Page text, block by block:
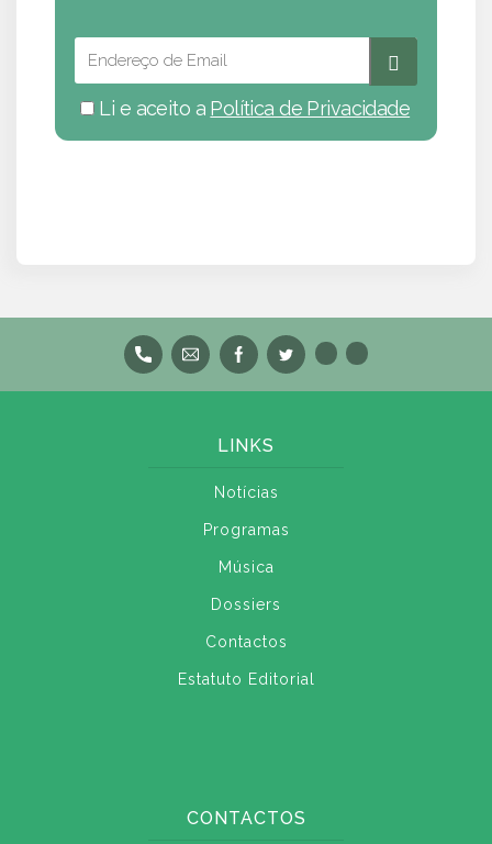
Li e aceito a Política de Privacidade
LINKS
Notícias
Programas
Música
Dossiers
Contactos
Estatuto Editorial
CONTACTOS